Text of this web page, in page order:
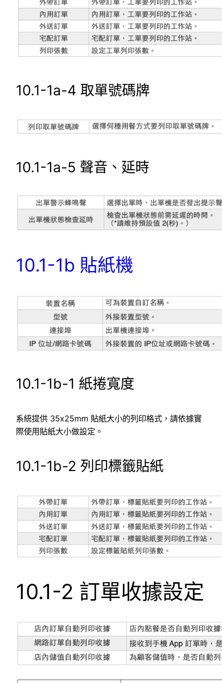
10.1-1a-4 取單號碼牌
10.1-1a-5 聲音、延時
10.1-1b 貼紙機
10.1-1b-1 紙捲寬度
系統提供 35x25mm 貼紙大小的列印格式，請依據實
際使用貼紙大小做設定。
10.1-1b-2 列印標籤貼紙
10.1-2 訂單收據設定